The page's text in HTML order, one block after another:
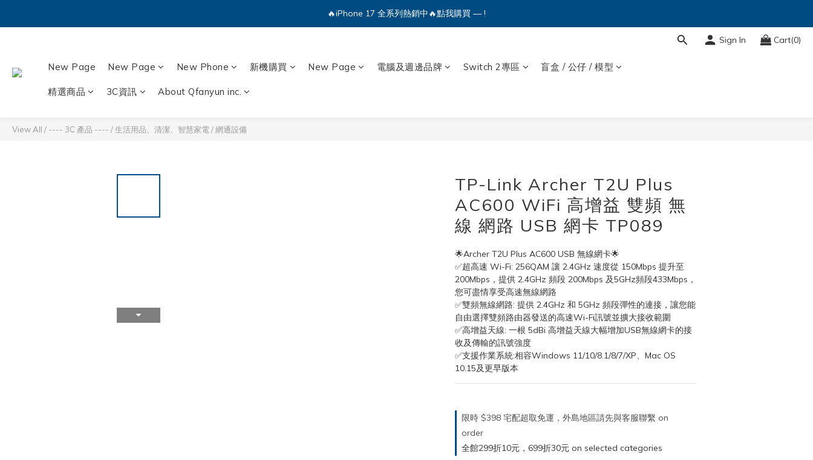
🔥iPhone 17 全系列熱銷中🔥點我購買 — !
Sign In Cart(0)
New Page New Page New Phone 新機購買 New Page 電腦及週邊品牌 Switch 2專區 盲盒 / 公仔 / 模型
精選商品 3C資訊 About Qfanyun inc.
View All / ---- 3C 產品 ---- /生活用品、清潔、智慧家電 /網通設備
TP-Link Archer T2U Plus
AC600 WiFi 高增益 雙頻 無
線 網路 USB 網卡 TP089
🌟Archer T2U Plus AC600 USB 無線網卡🌟
✅超高速 Wi-Fi: 256QAM 讓 2.4GHz 速度從 150Mbps 提升至
200Mbps，提供 2.4GHz 頻段 200Mbps 及5GHz頻段433Mbps，
您可盡情享受高速無線網路
✅雙頻無線網路: 提供 2.4GHz 和 5GHz 頻段彈性的連接，讓您能
自由選擇雙頻路由器發送的高速Wi-Fi訊號並擴大接收範圍
✅高增益天線: 一根 5dBi 高增益天線大幅增加USB無線網卡的接
收及傳輸的訊號強度
✅支援作業系統:相容Windows 11/10/8.1/8/7/XP、Mac OS
10.15及更早版本
限時 $398 宅配超取免運，外島地區請先與客服聯繫 on
order
全館299折10元，699折30元 on selected categories